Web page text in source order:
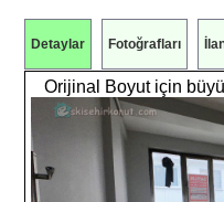
Detaylar Fotoğrafları
Orijinal Boyut için